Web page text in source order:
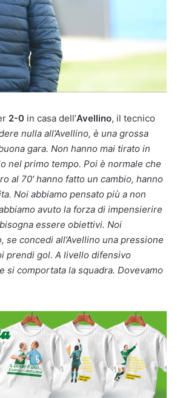
2-0 in casa dell’Avellino, il tecnico
nulla all’Avellino, è una grossa
gara. Non hanno mai tirato in
nel primo tempo. Poi è normale che
al 70′ hanno fatto un cambio, hanno
Noi abbiamo pensato più a non
avuto la forza di impensierire
essere obiettivi. Noi
concedi all’Avellino una pressione
prendi gol. A livello difensivo
si comportata la squadra. Dovevamo